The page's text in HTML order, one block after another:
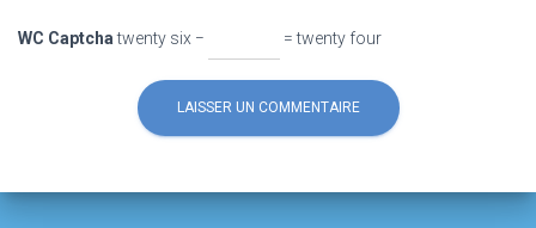
WC Captcha twenty six − = twenty four